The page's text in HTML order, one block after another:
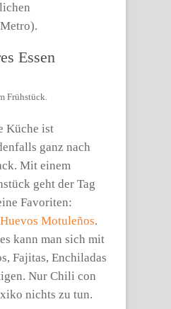
Essen
Frühstück.
Küche ist
ganz nach
Mit einem
geht der Tag
Favoriten:
Huevos Motuleños.
kann man sich mit
Fajitas, Enchiladas
Nur Chili con
nichts zu tun.